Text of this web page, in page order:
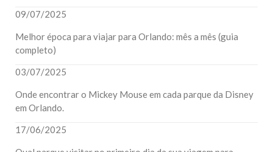
09/07/2025
Melhor época para viajar para Orlando: mês a mês (guia
completo)
03/07/2025
Onde encontrar o Mickey Mouse em cada parque da Disney
em Orlando.
17/06/2025